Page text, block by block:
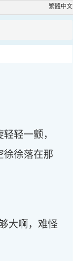
繁體中文
轻一颤，
徐徐落在那
大啊，难怪